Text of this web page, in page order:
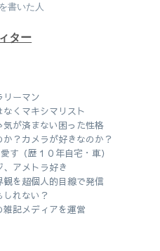
書いた人
ター
リーマン
くマキシマリスト
気が済まない困った性格
か？カメラが好きなのか？
す（歴１０年自宅・車）
、アメトラ好き
観を超個人的目線で発信
れない？
雑記メディアを運営